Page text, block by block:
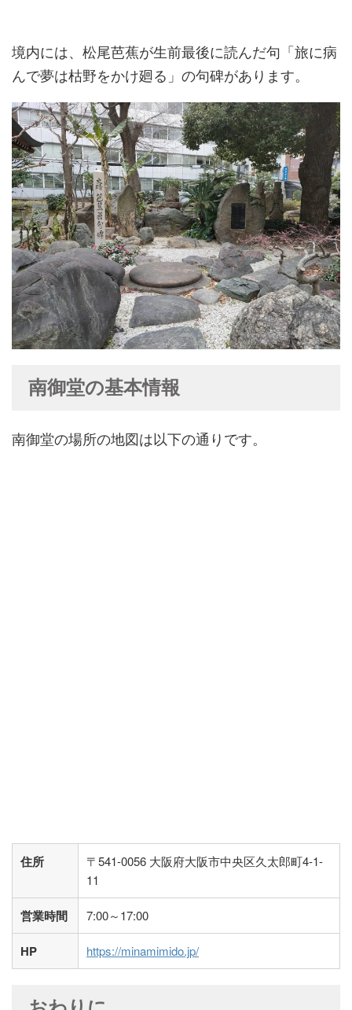
境内には、松尾芭蕉が生前最後に読んだ句「旅に病
んで夢は枯野をかけ廻る」の句碑があります。
南御堂の基本情報
南御堂の場所の地図は以下の通りです。
住所
〒541-0056 大阪府大阪市中央区久太郎町4-1-
11
営業時間 7:00～17:00
HP https://minamimido.jp/